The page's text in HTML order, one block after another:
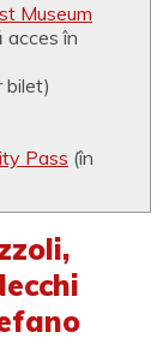
Museum
acces în
bilet)
Pass (în